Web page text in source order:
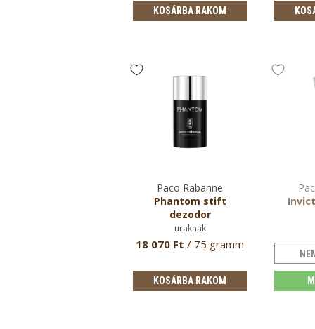
KOSÁRBA RAKOM
Paco Rabanne
Phantom stift
dezodor
uraknak
18 070 Ft / 75 gramm
KOSÁRBA RAKOM